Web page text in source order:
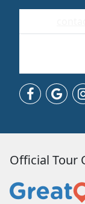
Official Tour